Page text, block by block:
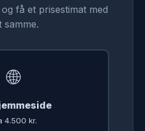
få et prisestimat med
samme.
🌐
4.500 kr.